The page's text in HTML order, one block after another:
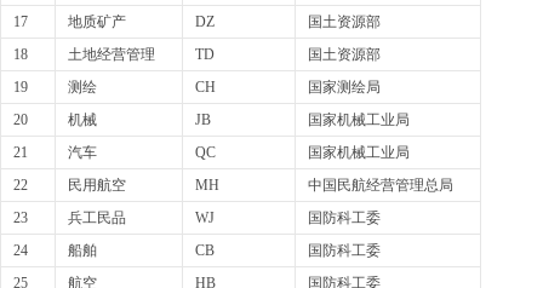
17
地质矿产 DZ
国土资源部
18
土地经营管理 TD
国土资源部
19
测绘 CH
国家测绘局
20
机械 JB
国家机械工业局
21
汽车 QC
国家机械工业局
22
民用航空 MH
中国民航经营管理总局
23
兵工民品 WJ
国防科工委
24
船舶 CB
国防科工委
25
航空 HB
国防科工委